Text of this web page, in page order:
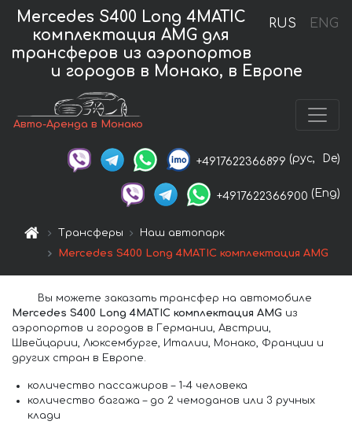
RUS ENG
Mercedes S400 Long 4MATIC
комплектация AMG для
трансферов из аэропортов
и городов в Монако, в Европе
Авто-Аренда в Монако
+4917622366899 (рус, De)
+4917622366900 (Eng)
Трансферы
Наш автопарк
Mercedes S400 Long 4MATIC комплектация AMG
Вы можете заказать трансфер на автомобиле
Mercedes S400 Long 4MATIC комплектация AMG из
аэропортов и городов в Германии, Австрии,
Швейцарии, Люксембурге, Италии, Монако, Франции и
других стран в Европе.
количество пассажиров – 1-4 человека
количество багажа – до 2 чемоданов или 3 ручных
клади